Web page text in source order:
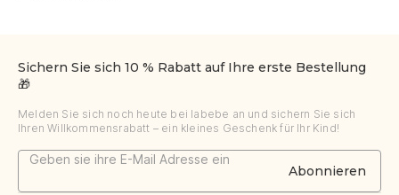
Sichern Sie sich 10 % Rabatt auf Ihre erste Bestellung
🎁
Melden Sie sich noch heute bei labebe an und sichern Sie sich
Ihren Willkommensrabatt – ein kleines Geschenk für Ihr Kind!
Abonnieren